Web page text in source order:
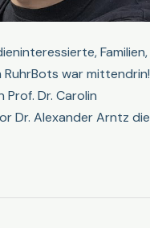
Familien,
war mittendrin!
Dr. Carolin
Dr. Alexander Arntz die